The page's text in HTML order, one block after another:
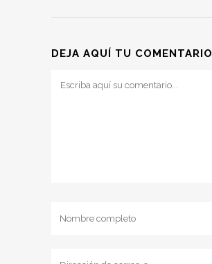
DEJA AQUÍ TU COMENTARIO